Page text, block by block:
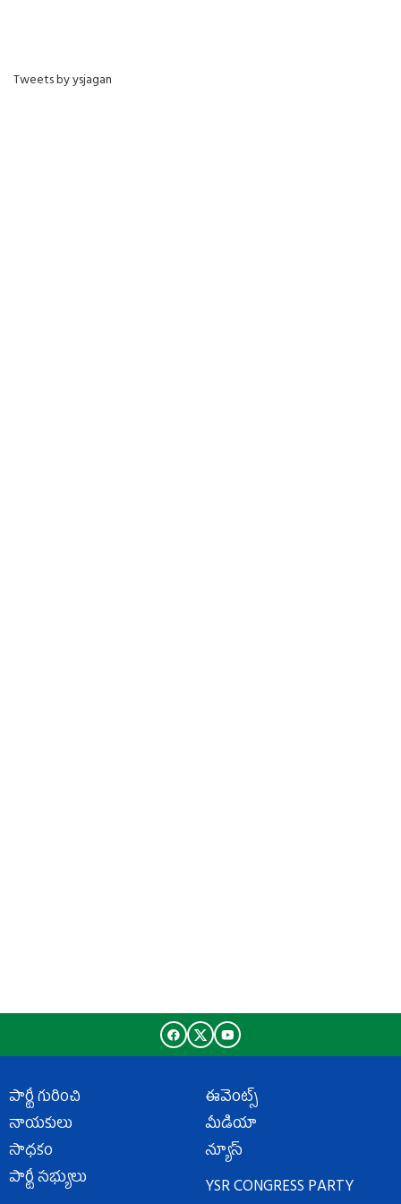
Tweets by ysjagan
పార్టీ గురించి
నాయకులు
సాధకం
పార్టీ సభ్యులు
ఈవెంట్స్
మీడియా
న్యూస్
YSR CONGRESS PARTY